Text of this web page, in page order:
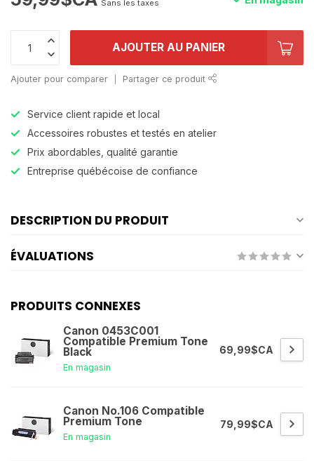
Sans les taxes
AJOUTER AU PANIER
Ajouter pour comparer Partager ce produit
Service client rapide et local
Accessoires robustes et testés en atelier
Prix abordables, qualité garantie
Entreprise québécoise de confiance
DESCRIPTION DU PRODUIT
ÉVALUATIONS
PRODUITS CONNEXES
Canon 0453C001
Compatible Premium Tone
Black
En magasin
69,99$CA
Canon No.106 Compatible
Premium Tone
En magasin
79,99$CA